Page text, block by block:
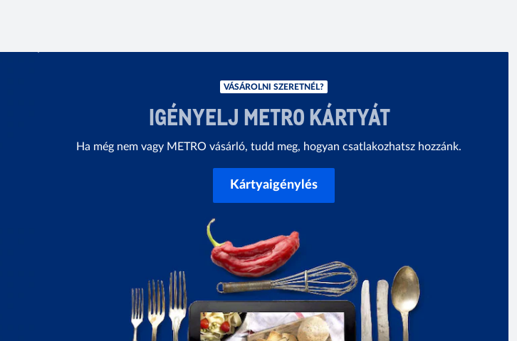
VÁSÁROLNI SZERETNÉL?
IGÉNYELJ METRO KÁRTYÁT
Ha még nem vagy METRO vásárló, tudd meg, hogyan csatlakozhatsz hozzánk.
Kártyaigénylés